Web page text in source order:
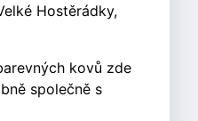
Hostěrádky,
kovů zde
společně s